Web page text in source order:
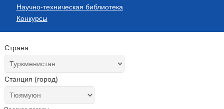
Научно-техническая библиотека
Конкурсы
Страна
Станция (город)